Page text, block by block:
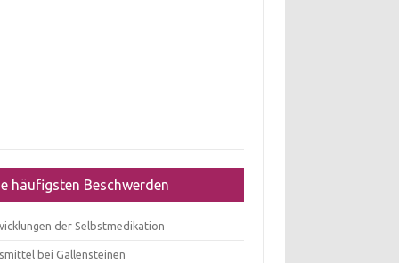
häufigsten Beschwerden
der Selbstmedikation
bei Gallensteinen